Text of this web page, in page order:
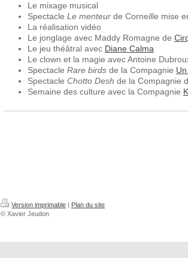
Le mixage musical
Spectacle Le menteur de Corneille mise
La réalisation vidéo
Le jonglage avec Maddy Romagne de
Le jeu théâtral avec Diane Calma
Le clown et la magie avec Antoine
Spectacle Rare birds de la Compagnie
Spectacle Chotto Desh de la Compagnie
Semaine des culture avec la Compagnie
Version imprimable | Plan du site
© Xavier Jeudon